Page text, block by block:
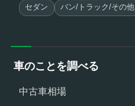
セダン バン/トラック/その他
車のことを調べる
中古車相場